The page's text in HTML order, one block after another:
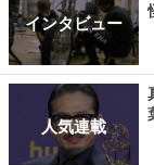
インタビュー
人気連載